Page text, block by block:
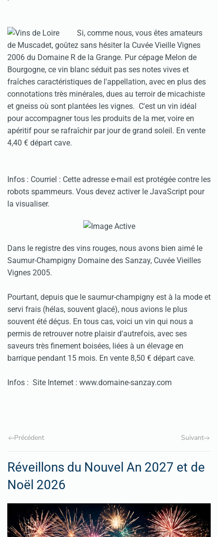
Si, comme nous, vous êtes amateurs
de Muscadet, goûtez sans hésiter la Cuvée Vieille Vignes
2006 du Domaine R de la Grange. Pur cépage Melon de
Bourgogne, ce vin blanc séduit pas ses notes vives et
fraîches caractéristiques de l'appellation, avec en plus des
connotations très minérales, dues au terroir de micachiste
et gneiss où sont plantées les vignes. C'est un vin idéal
pour accompagner tous les produits de la mer, voire en
apéritif pour se rafraîchir par jour de grand soleil. En vente
4,40 € départ cave.
Infos : Courriel : Cette adresse e-mail est protégée contre les
robots spammeurs. Vous devez activer le JavaScript pour
la visualiser.
Dans le registre des vins rouges, nous avons bien aimé le
Saumur-Champigny Domaine des Sanzay, Cuvée Vieilles
Vignes 2005.
Pourtant, depuis que le saumur-champigny est à la mode et
servi frais (hélas, souvent glacé), nous avions le plus
souvent été déçus. En tous cas, voici un vin qui nous a
permis de retrouver notre plaisir d'autrefois, avec ses
saveurs très finement boisées, liées à un élevage en
barrique pendant 15 mois. En vente 8,50 € départ cave.
Infos : Site Internet : www.domaine-sanzay.com
Précédent Suivant
Réveillons du Nouvel An 2027 et de
Noël 2026